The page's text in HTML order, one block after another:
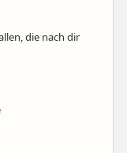
die nach dir